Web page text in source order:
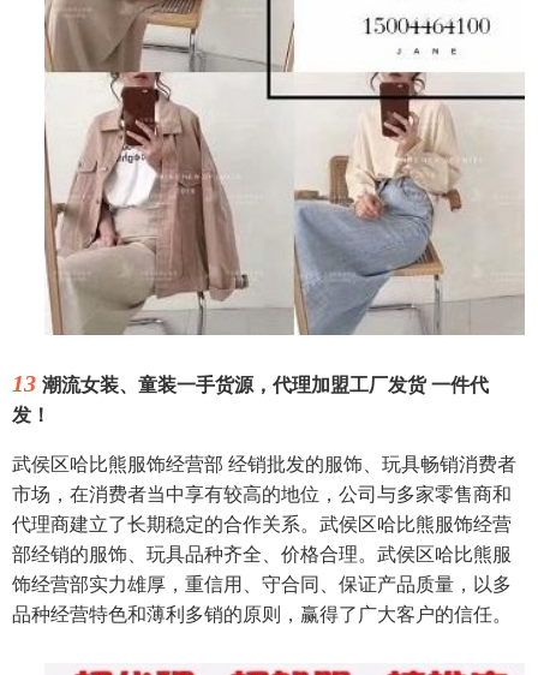
13 潮流女装、童装一手货源，代理加盟工厂发货 一件代
发！
武侯区哈比熊服饰经营部 经销批发的服饰、玩具畅销消费者
市场，在消费者当中享有较高的地位，公司与多家零售商和
代理商建立了长期稳定的合作关系。武侯区哈比熊服饰经营
部经销的服饰、玩具品种齐全、价格合理。武侯区哈比熊服
饰经营部实力雄厚，重信用、守合同、保证产品质量，以多
品种经营特色和薄利多销的原则，赢得了广大客户的信任。